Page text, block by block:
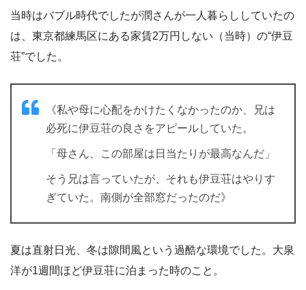
当時はバブル時代でしたが潤さんが一人暮らししていたの
は、東京都練馬区にある家賃2万円しない（当時）の“伊豆
荘”でした。
《私や母に心配をかけたくなかったのか、兄は
必死に伊豆荘の良さをアピールしていた。
「母さん、この部屋は日当たりが最高なんだ」
そう兄は言っていたが、それも伊豆荘はやりす
ぎていた。南側が全部窓だったのだ》
夏は直射日光、冬は隙間風という過酷な環境でした。大泉
洋が1週間ほど伊豆荘に泊まった時のこと。